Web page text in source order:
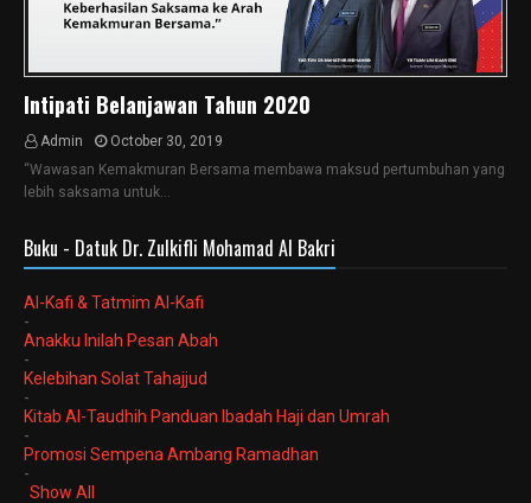
Intipati Belanjawan Tahun 2020
Admin
October 30, 2019
“Wawasan Kemakmuran Bersama membawa maksud pertumbuhan yang
lebih saksama untuk…
Buku - Datuk Dr. Zulkifli Mohamad Al Bakri
Al-Kafi & Tatmim Al-Kafi
-
Anakku Inilah Pesan Abah
-
Kelebihan Solat Tahajjud
-
Kitab Al-Taudhih Panduan Ibadah Haji dan Umrah
-
Promosi Sempena Ambang Ramadhan
-
Show All